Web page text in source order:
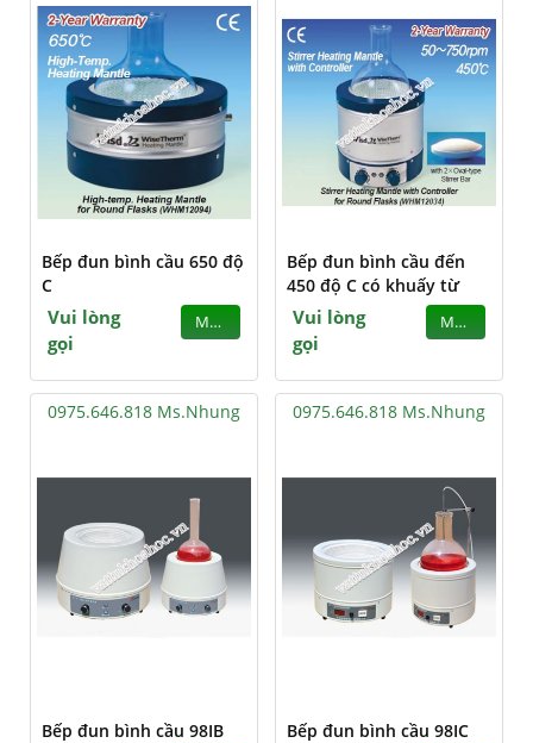
Bếp đun bình cầu 650 độ
C
Vui lòng
gọi
MUA
Bếp đun bình cầu đến
450 độ C có khuấy từ
Vui lòng
gọi
MUA
0975.646.818 Ms.Nhung
Bếp đun bình cầu 98IB
0975.646.818 Ms.Nhung
Bếp đun bình cầu 98IC